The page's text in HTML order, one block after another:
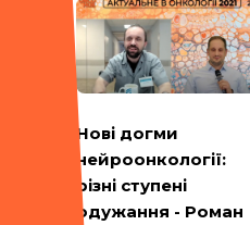
Нові догми
нейроонкології:
різні ступені
одужання - Роман